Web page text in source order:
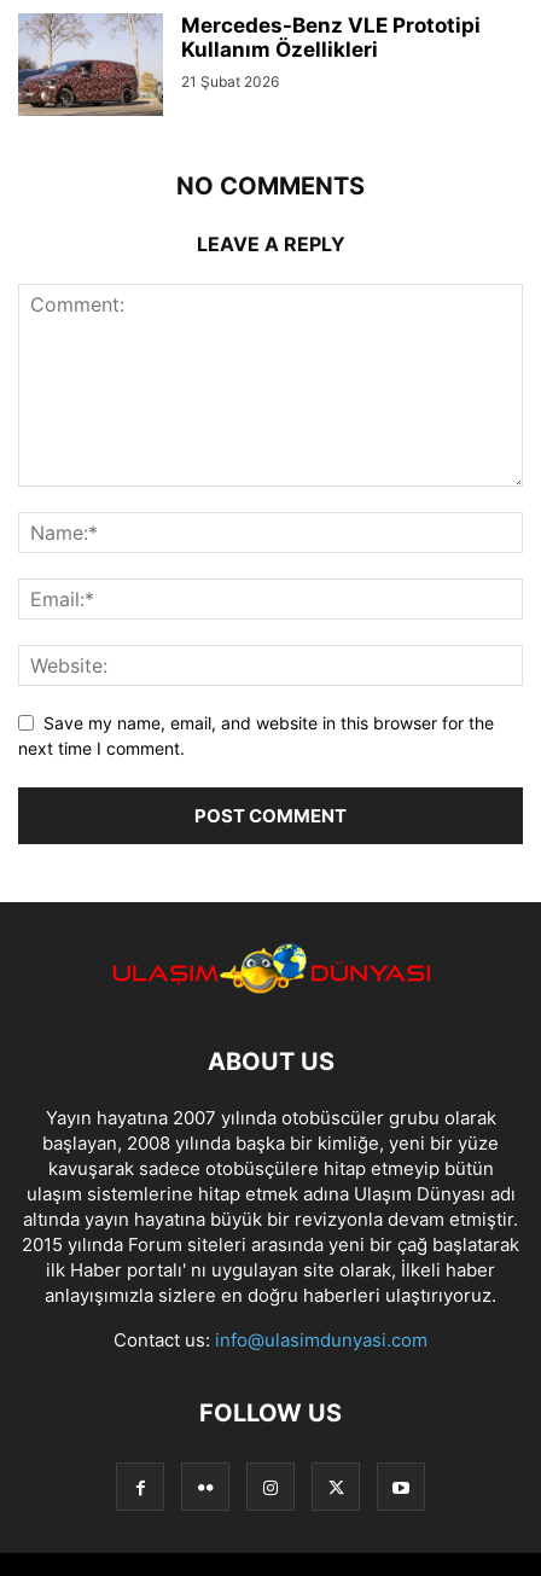
Mercedes-Benz VLE Prototipi
Kullanım Özellikleri
21 Şubat 2026
NO COMMENTS
LEAVE A REPLY
Save my name, email, and website in this browser for the
next time I comment.
ABOUT US
Yayın hayatına 2007 yılında otobüscüler grubu olarak
başlayan, 2008 yılında başka bir kimliğe, yeni bir yüze
kavuşarak sadece otobüsçülere hitap etmeyip bütün
ulaşım sistemlerine hitap etmek adına Ulaşım Dünyası adı
altında yayın hayatına büyük bir revizyonla devam etmiştir.
2015 yılında Forum siteleri arasında yeni bir çağ başlatarak
ilk Haber portalı' nı uygulayan site olarak, İlkeli haber
anlayışımızla sizlere en doğru haberleri ulaştırıyoruz.
Contact us: info@ulasimdunyasi.com
FOLLOW US